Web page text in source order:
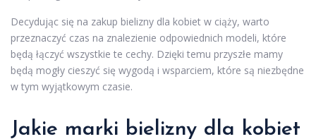
Decydując się na zakup bielizny dla kobiet w ciąży, warto
przeznaczyć czas na znalezienie odpowiednich modeli, które
będą łączyć wszystkie te cechy. Dzięki temu przyszłe mamy
będą mogły cieszyć się wygodą i wsparciem, które są niezbędne
w tym wyjątkowym czasie.
Jakie marki bielizny dla kobiet